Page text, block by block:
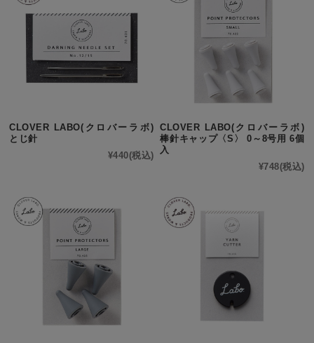
CLOVER LABO(クロバーラボ)
とじ針
¥440(税込)
CLOVER LABO(クロバーラボ)
棒針キャップ〈S〉 0～8号用 6個
入
¥748(税込)